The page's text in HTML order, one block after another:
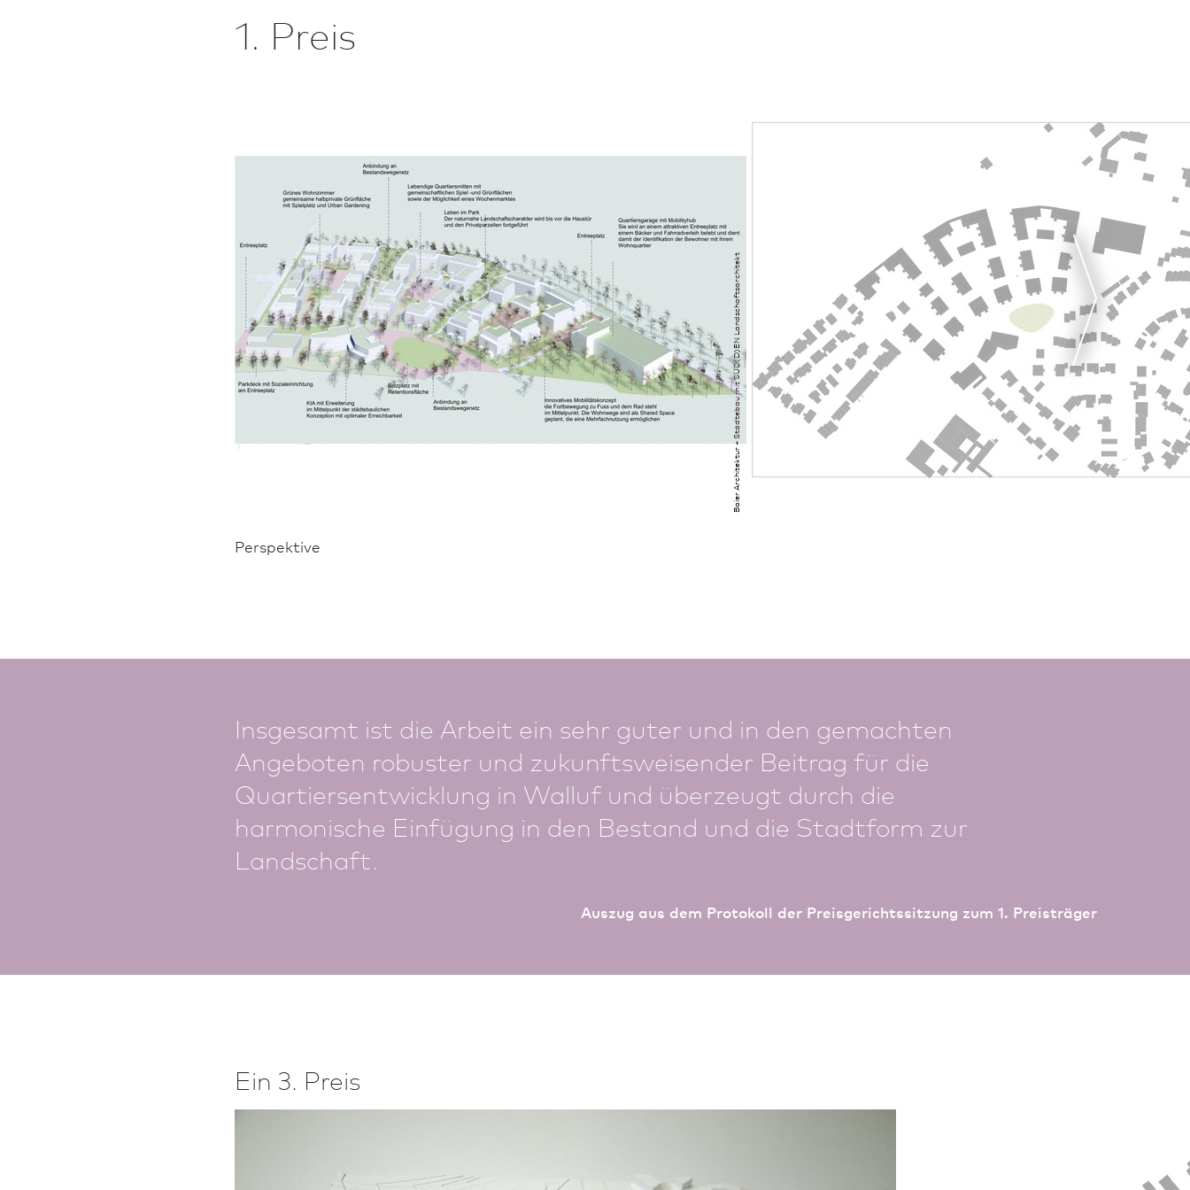
1. Preis
Baier Ar­chi­tek­tur + Städtebau mit SUD(D)EN Landschafts­architekt
Perspektive
Insgesamt ist die Arbeit ein sehr guter und in den gemachten
An­ge­boten robuster und zukunfts­weisender Beitrag für die
Quar­tiersentwicklung in Walluf und überzeugt durch die
harmonische Einfügung in den Bestand und die Stadtform zur
Landschaft.
Auszug aus dem Protokoll der Preisgerichtssitzung zum 1. Preisträger
Ein 3. Preis